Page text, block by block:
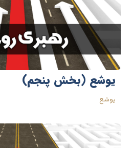
یوشع (بخش پنجم)
یوشع